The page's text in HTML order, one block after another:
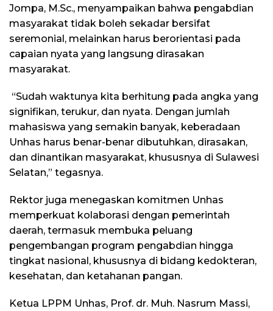
Jompa, M.Sc., menyampaikan bahwa pengabdian
masyarakat tidak boleh sekadar bersifat
seremonial, melainkan harus berorientasi pada
capaian nyata yang langsung dirasakan
masyarakat.
“Sudah waktunya kita berhitung pada angka yang
signifikan, terukur, dan nyata. Dengan jumlah
mahasiswa yang semakin banyak, keberadaan
Unhas harus benar-benar dibutuhkan, dirasakan,
dan dinantikan masyarakat, khususnya di Sulawesi
Selatan,” tegasnya.
Rektor juga menegaskan komitmen Unhas
memperkuat kolaborasi dengan pemerintah
daerah, termasuk membuka peluang
pengembangan program pengabdian hingga
tingkat nasional, khususnya di bidang kedokteran,
kesehatan, dan ketahanan pangan.
Ketua LPPM Unhas, Prof. dr. Muh. Nasrum Massi,